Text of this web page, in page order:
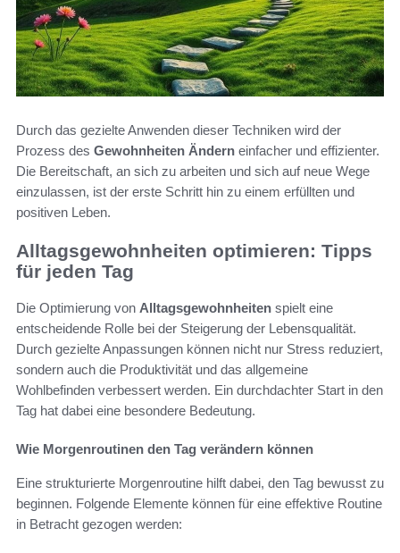
Durch das gezielte Anwenden dieser Techniken wird der
Prozess des Gewohnheiten Ändern einfacher und effizienter.
Die Bereitschaft, an sich zu arbeiten und sich auf neue Wege
einzulassen, ist der erste Schritt hin zu einem erfüllten und
positiven Leben.
Alltagsgewohnheiten optimieren: Tipps
für jeden Tag
Die Optimierung von Alltagsgewohnheiten spielt eine
entscheidende Rolle bei der Steigerung der Lebensqualität.
Durch gezielte Anpassungen können nicht nur Stress reduziert,
sondern auch die Produktivität und das allgemeine
Wohlbefinden verbessert werden. Ein durchdachter Start in den
Tag hat dabei eine besondere Bedeutung.
Wie Morgenroutinen den Tag verändern können
Eine strukturierte Morgenroutine hilft dabei, den Tag bewusst zu
beginnen. Folgende Elemente können für eine effektive Routine
in Betracht gezogen werden: